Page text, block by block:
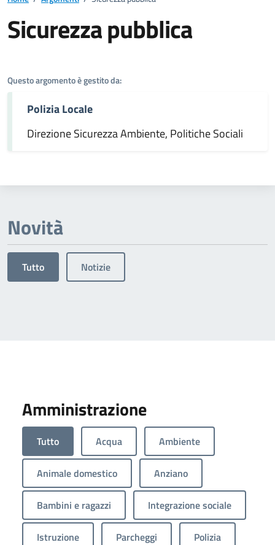
Sicurezza pubblica
Questo argomento è gestito da:
Polizia Locale
Direzione Sicurezza Ambiente, Politiche Sociali
Novità
Tutto Notizie
Amministrazione
Tutto Acqua Ambiente
Animale domestico Anziano
Bambini e ragazzi Integrazione sociale
Istruzione Parcheggi Polizia